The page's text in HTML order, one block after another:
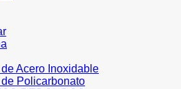
de Acero Inoxidable
de Policarbonato